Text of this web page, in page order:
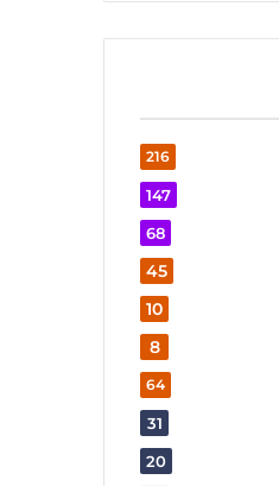
216
147
68
45
10
8
64
31
20